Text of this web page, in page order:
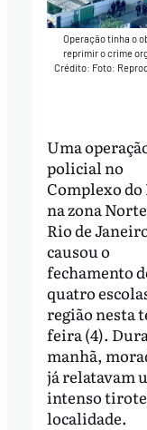
Operação tinha o
reprimir o crime
Crédito: Foto:
Uma
policial no
Complexo
na zona
Rio de
causou o
fechamento
quatro
região nesta
feira (4).
manhã,
já relatavam
intenso
localidade.